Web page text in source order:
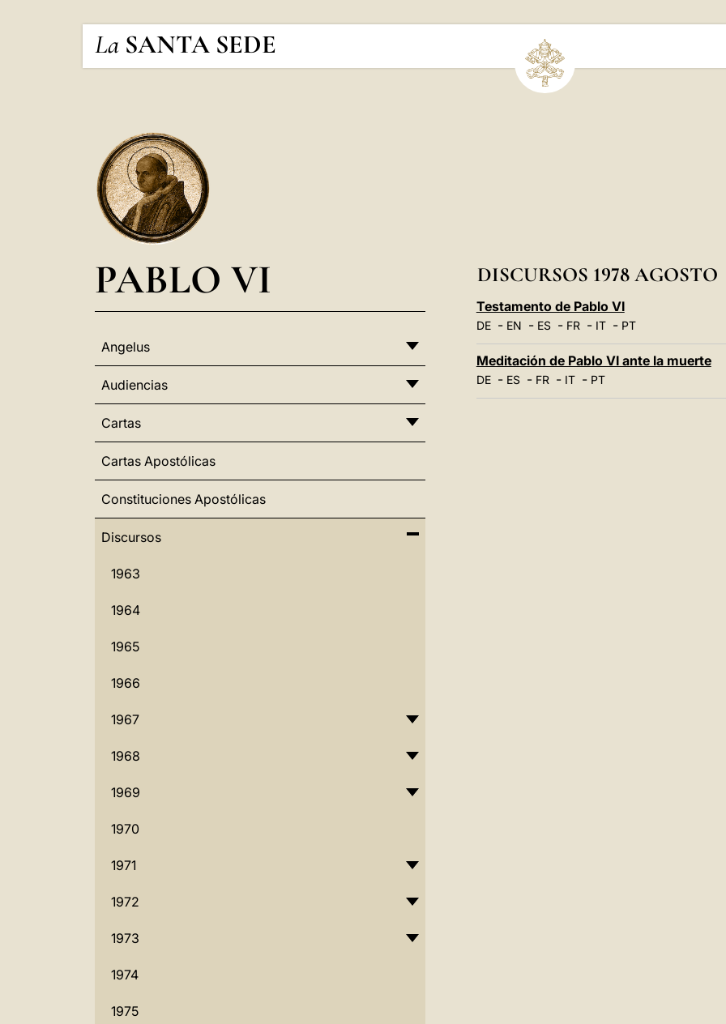
La SANTA SEDE
PABLO VI
Angelus
Audiencias
Cartas
Cartas Apostólicas
Constituciones Apostólicas
Discursos
1963
1964
1965
1966
1967
1968
1969
1970
1971
1972
1973
1974
1975
DISCURSOS 1978 AGOSTO
Testamento de Pablo VI
DE- EN - ES- FR- IT- PT
Meditación de Pablo VI ante la muerte
DE- ES- FR- IT- PT